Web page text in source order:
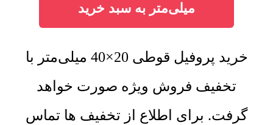
میلی‌متر به سبد خرید
خرید پروفیل قوطی 20×40 میلی‌متر با
تخفیف فروش ویژه صورت خواهد
گرفت. برای اطلاع از تخفیف ها تماس